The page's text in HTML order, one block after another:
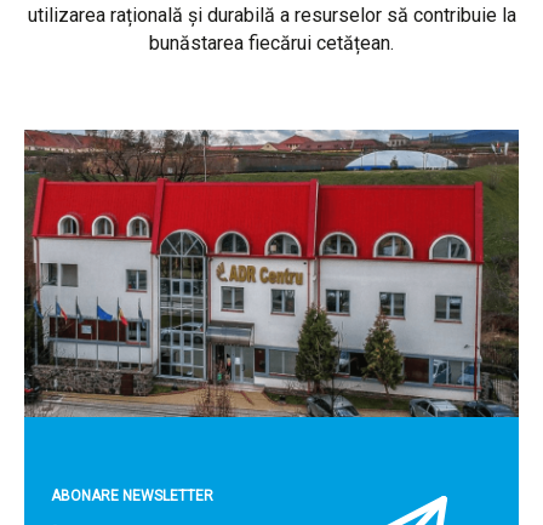
utilizarea rațională și durabilă a resurselor să contribuie la
bunăstarea fiecărui cetățean.
ABONARE NEWSLETTER